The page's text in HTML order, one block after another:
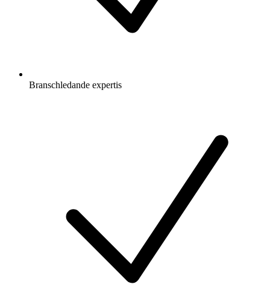
Branschledande expertis